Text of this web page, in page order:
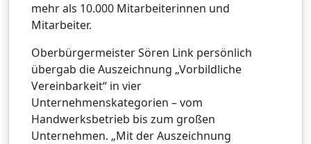
mehr als 10.000 Mitarbeiterinnen und
Mitarbeiter.
Oberbürgermeister Sören Link persönlich
übergab die Auszeichnung „Vorbildliche
Vereinbarkeit“ in vier
Unternehmenskategorien – vom
Handwerksbetrieb bis zum großen
Unternehmen. „Mit der Auszeichnung